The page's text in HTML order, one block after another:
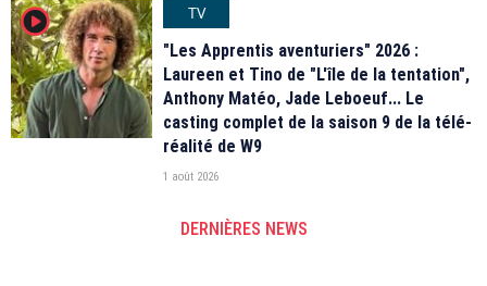
player2
TV
"Les Apprentis aventuriers" 2026 :
Laureen et Tino de "L'île de la tentation",
Anthony Matéo, Jade Leboeuf... Le
casting complet de la saison 9 de la télé-
réalité de W9
1 août 2026
DERNIÈRES NEWS